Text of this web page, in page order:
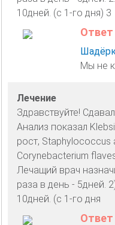
10дней. (с 1-го дня) 3
Ответ
Мы не
Лечение
Здравствуйте!
Анализ показал
рост, Staphylococcus
Corynebacterium
Лечащий врач
раза в день - 5дней.
10дней. (с 1-го дня
Ответ